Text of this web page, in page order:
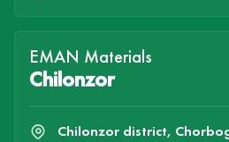
EMAN Materials
Chilonzor
Chilonzor district,